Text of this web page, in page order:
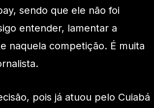
sendo que ele não foi
entender, lamentar a
naquela competição. É muita
pois já atuou pelo Cuiabá